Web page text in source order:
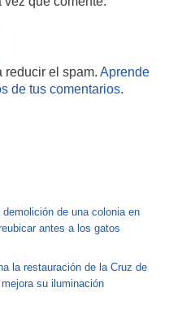
reducir el spam. Aprende
de tus comentarios.
demolición de una colonia en
antes a los gatos
la restauración de la Cruz de
su iluminación